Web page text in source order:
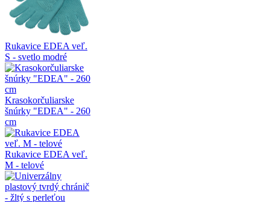
Rukavice EDEA veľ.
S - svetlo modré
Krasokorčuliarske
šnúrky "EDEA" - 260
cm
Rukavice EDEA veľ.
M - telové